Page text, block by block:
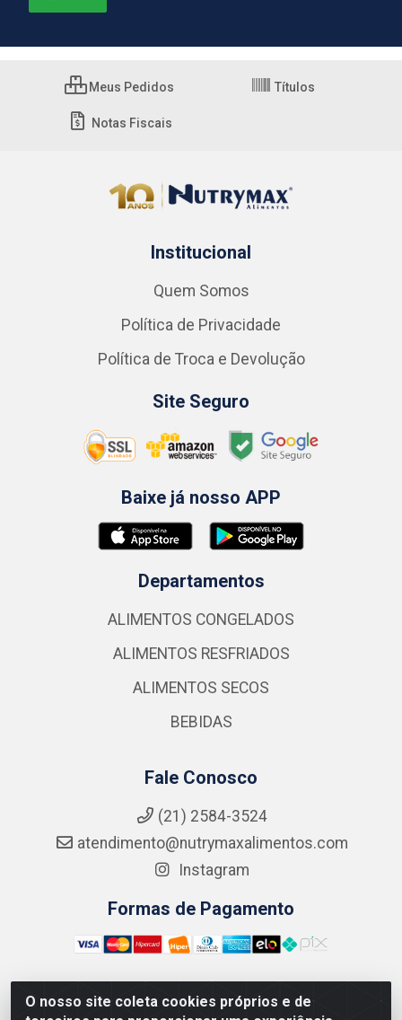
O nosso site coleta cookies próprios e de
Meus Pedidos Títulos
Notas Fiscais
Institucional
Quem Somos
Política de Privacidade
Política de Troca e Devolução
Site Seguro
Baixe já nosso APP
Departamentos
ALIMENTOS CONGELADOS
ALIMENTOS RESFRIADOS
ALIMENTOS SECOS
BEBIDAS
Fale Conosco
(21) 2584-3524
atendimento@nutrymaxalimentos.com
Instagram
Formas de Pagamento
NUTRY MAX COMÉRCIO DE PRODUTOS ALIMENTICIOS